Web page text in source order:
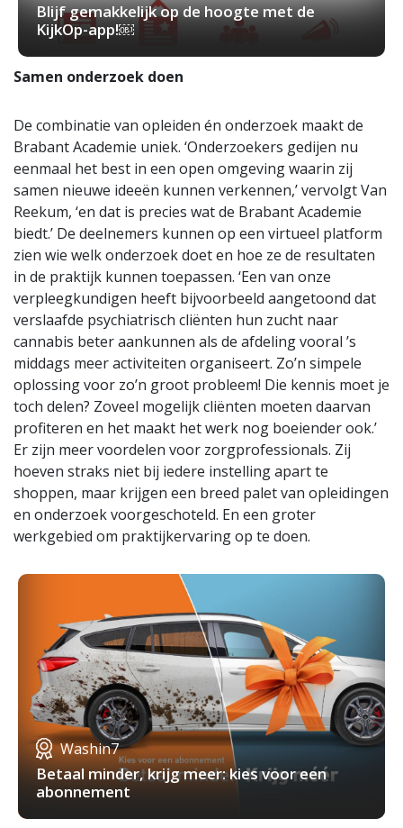
Blijf gemakkelijk op de hoogte met de
KijkOp-app!￼
Samen onderzoek doen
De combinatie van opleiden én onderzoek maakt de
Brabant Academie uniek. ‘Onderzoekers gedijen nu
eenmaal het best in een open omgeving waarin zij
samen nieuwe ideeën kunnen verkennen,’ vervolgt Van
Reekum, ‘en dat is precies wat de Brabant Academie
biedt.’ De deelnemers kunnen op een virtueel platform
zien wie welk onderzoek doet en hoe ze de resultaten
in de praktijk kunnen toepassen. ‘Een van onze
verpleegkundigen heeft bijvoorbeeld aangetoond dat
verslaafde psychiatrisch cliënten hun zucht naar
cannabis beter aankunnen als de afdeling vooral ’s
middags meer activiteiten organiseert. Zo’n simpele
oplossing voor zo’n groot probleem! Die kennis moet je
toch delen? Zoveel mogelijk cliënten moeten daarvan
profiteren en het maakt het werk nog boeiender ook.’
Er zijn meer voordelen voor zorgprofessionals. Zij
hoeven straks niet bij iedere instelling apart te
shoppen, maar krijgen een breed palet van opleidingen
en onderzoek voorgeschoteld. En een groter
werkgebied om praktijkervaring op te doen.
Washin7
Betaal minder, krijg meer: kies voor een
abonnement